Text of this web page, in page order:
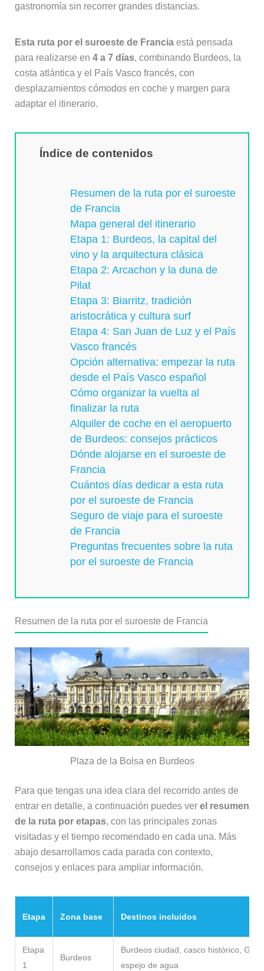
gastronomía sin recorrer grandes distancias.
Esta ruta por el suroeste de Franciaestá pensada
para realizarse en 4 a 7 días, combinando Burdeos, la
costa atlántica y el País Vasco francés, con
desplazamientos cómodos en coche y margen para
adaptar el itinerario.
Índice de contenidos
Resumen de la ruta por el suroeste
de Francia
Mapa general del itinerario
Etapa 1: Burdeos, la capital del
vino y la arquitectura clásica
Etapa 2: Arcachon y la duna de
Pilat
Etapa 3: Biarritz, tradición
aristocrática y cultura surf
Etapa 4: San Juan de Luz y el País
Vasco francés
Opción alternativa: empezar la ruta
desde el País Vasco español
Cómo organizar la vuelta al
finalizar la ruta
Alquiler de coche en el aeropuerto
de Burdeos: consejos prácticos
Dónde alojarse en el suroeste de
Francia
Cuántos días dedicar a esta ruta
por el suroeste de Francia
Seguro de viaje para el suroeste
de Francia
Preguntas frecuentes sobre la ruta
por el suroeste de Francia
Resumen de la ruta por el suroeste de Francia
Plaza de la Bolsa en Burdeos
Para que tengas una idea clara del recorrido antes de
entrar en detalle, a continuación puedes ver el resumen
de la ruta por etapas, con las principales zonas
visitadas y el tiempo recomendado en cada una. Más
abajo desarrollamos cada parada con contexto,
consejos y enlaces para ampliar información.
Etapa Zona base Destinos incluidos
Etapa
1
Burdeos
Burdeos ciudad, casco histórico,
espejo de agua